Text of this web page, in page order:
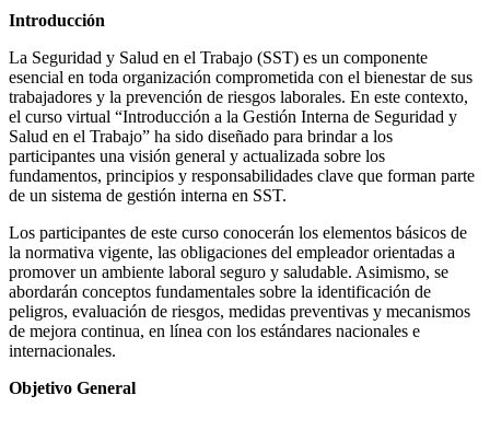
Introducción
La Seguridad y Salud en el Trabajo (SST) es un componente
esencial en toda organización comprometida con el bienestar de sus
trabajadores y la prevención de riesgos laborales. En este contexto,
el curso virtual “Introducción a la Gestión Interna de Seguridad y
Salud en el Trabajo” ha sido diseñado para brindar a los
participantes una visión general y actualizada sobre los
fundamentos, principios y responsabilidades clave que forman parte
de un sistema de gestión interna en SST.
Los participantes de este curso conocerán los elementos básicos de
la normativa vigente, las obligaciones del empleador orientadas a
promover un ambiente laboral seguro y saludable. Asimismo, se
abordarán conceptos fundamentales sobre la identificación de
peligros, evaluación de riesgos, medidas preventivas y mecanismos
de mejora continua, en línea con los estándares nacionales e
internacionales.
Objetivo General